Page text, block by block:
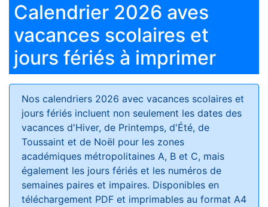
Calendrier 2026 aves
vacances scolaires et
jours fériés à imprimer
Nos calendriers 2026 avec vacances scolaires et
jours fériés incluent non seulement les dates des
vacances d'Hiver, de Printemps, d'Été, de
Toussaint et de Noël pour les zones
académiques métropolitaines A, B et C, mais
également les jours fériés et les numéros de
semaines paires et impaires. Disponibles en
téléchargement PDF et imprimables au format A4